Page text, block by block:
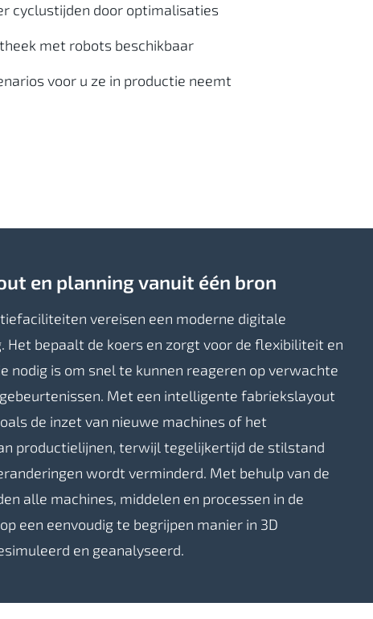
cyclustijden door optimalisaties
met robots beschikbaar
voor u ze in productie neemt
en planningvanuit één bron
vereisen een moderne digitale
Het bepaalt de koers en zorgt voor de flexibiliteit en
nodig is om snel te kunnen reageren op verwachte
Met een intelligente fabriekslayout
de inzet van nieuwe machines of het
productielijnen, terwijl tegelijkertijd de stilstand
wordt verminderd. Met behulp van de
alle machines, middelen en processen in de
een eenvoudig te begrijpen manier in 3D
en geanalyseerd.